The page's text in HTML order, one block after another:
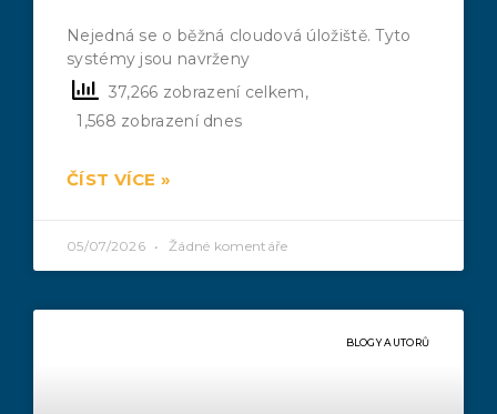
Nejedná se o běžná cloudová úložiště. Tyto
systémy jsou navrženy
37,266 zobrazení celkem,
1,568 zobrazení dnes
ČÍST VÍCE »
05/07/2026 Žádné komentáře
BLOGY AUTORŮ